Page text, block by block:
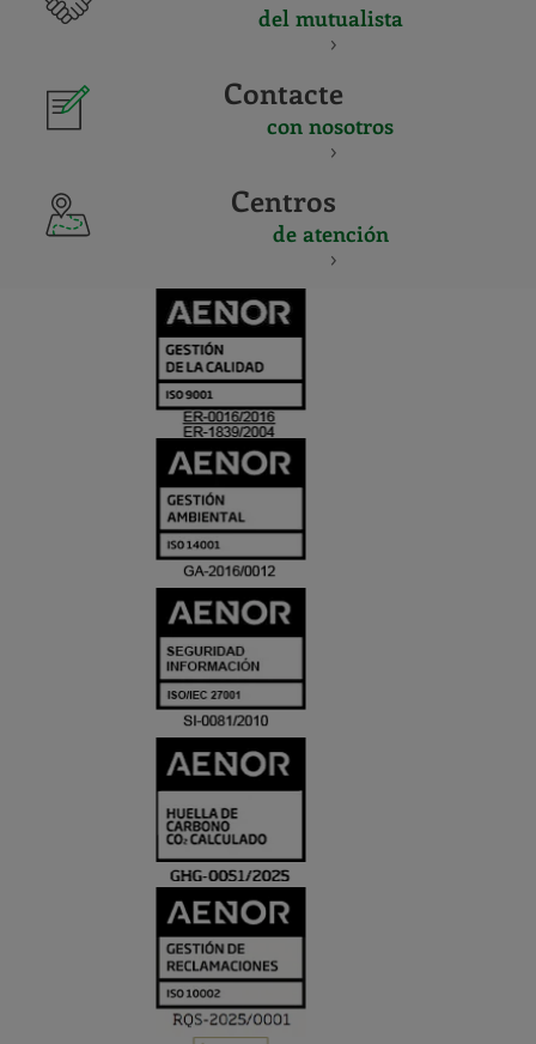
del mutualista
Contacte
con nosotros
Centros
de atención